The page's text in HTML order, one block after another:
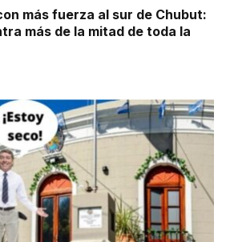
más fuerza al sur de Chubut:
más de la mitad de toda la